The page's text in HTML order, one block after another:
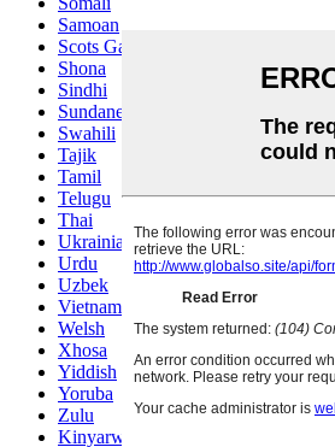
Samoan
Scots Gaelic
Shona
Sindhi
Sundanese
Swahili
Tajik
Tamil
Telugu
Thai
Ukrainian
Urdu
Uzbek
Vietnamese
Welsh
Xhosa
Yiddish
Yoruba
Zulu
Kinyarwanda